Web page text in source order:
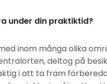
under din praktiktid?
inom många olika
deltog på
i att ta fram